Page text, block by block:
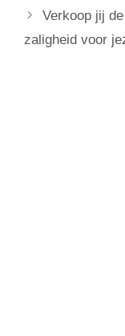
Verkoop jij
zaligheid voor